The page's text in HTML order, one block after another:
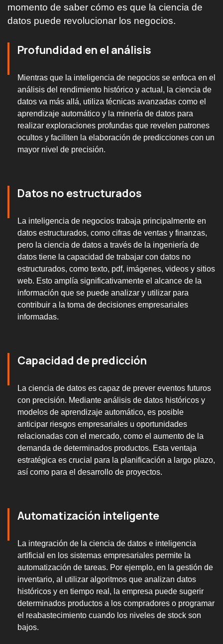
momento de saber cómo es que la ciencia de
datos puede revolucionar los negocios.
Profundidad en el análisis
Mientras que la inteligencia de negocios se enfoca en el
análisis del rendimiento histórico y actual, la ciencia de
datos va más allá, utiliza técnicas avanzadas como el
aprendizaje automático y la minería de datos para
realizar exploraciones profundas que revelen patrones
ocultos y faciliten la elaboración de predicciones con un
mayor nivel de precisión.
Datos no estructurados
La inteligencia de negocios trabaja principalmente en
datos estructurados, como cifras de ventas y finanzas,
pero la ciencia de datos a través de la ingeniería de
datos tiene la capacidad de trabajar con datos no
estructurados, como texto, pdf, imágenes, videos y sitios
web. Esto amplía significativamente el alcance de la
información que se puede analizar y utilizar para
contribuir a la toma de decisiones empresariales
informadas.
Capacidad de predicción
La ciencia de datos es capaz de prever eventos futuros
con precisión. Mediante análisis de datos históricos y
modelos de aprendizaje automático, es posible
anticipar riesgos empresariales u oportunidades
relacionadas con el mercado, como el aumento de la
demanda de determinados productos. Esta ventaja
estratégica es crucial para la planificación a largo plazo,
así como para el desarrollo de proyectos.
Automatización inteligente
La integración de la ciencia de datos e inteligencia
artificial en los sistemas empresariales permite la
automatización de tareas. Por ejemplo, en la gestión de
inventario, al utilizar algoritmos que analizan datos
históricos y en tiempo real, la empresa puede sugerir
determinados productos a los compradores o programar
el reabastecimiento cuando los niveles de stock son
bajos.